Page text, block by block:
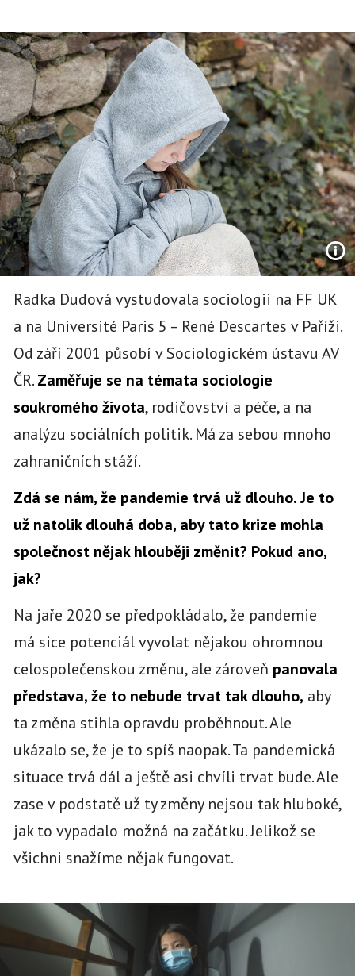
Radka Dudová vystudovala sociologii na FF UK
a na Université Paris 5 – René Descartes v Paříži.
Od září 2001 působí v Sociologickém ústavu AV
ČR.Zaměřuje se na témata sociologie
soukromého života, rodičovství a péče, a na
analýzu sociálních politik. Má za sebou mnoho
zahraničních stáží.
Zdá se nám, že pandemie trvá už dlouho. Je to
už natolik dlouhá doba, aby tato krize mohla
společnost nějak hlouběji změnit? Pokud ano,
jak?
Na jaře 2020 se předpokládalo, že pandemie
má sice potenciál vyvolat nějakou ohromnou
celospolečenskou změnu, ale zároveň panovala
představa, že to nebude trvat tak dlouho, aby
ta změna stihla opravdu proběhnout. Ale
ukázalo se, že je to spíš naopak. Ta pandemická
situace trvá dál a ještě asi chvíli trvat bude. Ale
zase v podstatě už ty změny nejsou tak hluboké,
jak to vypadalo možná na začátku. Jelikož se
všichni snažíme nějak fungovat.